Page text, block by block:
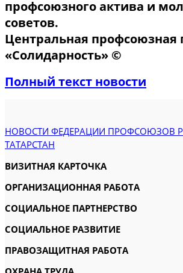
профсоюзного актива и
советов.
Центральная профсоюзная
«Солидарность» ©
Полный текст новости
НОВОСТИ ФЕДЕРАЦИИ ПРОФСОЮЗОВ
ТАТАРСТАН
ВИЗИТНАЯ КАРТОЧКА
ОРГАНИЗАЦИОННАЯ РАБОТА
СОЦИАЛЬНОЕ ПАРТНЕРСТВО
СОЦИАЛЬНОЕ РАЗВИТИЕ
ПРАВОЗАЩИТНАЯ РАБОТА